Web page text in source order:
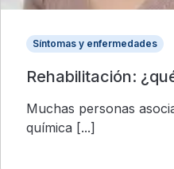
Síntomas y enfermedades
Rehabilitación:
Muchas personas
química [...]